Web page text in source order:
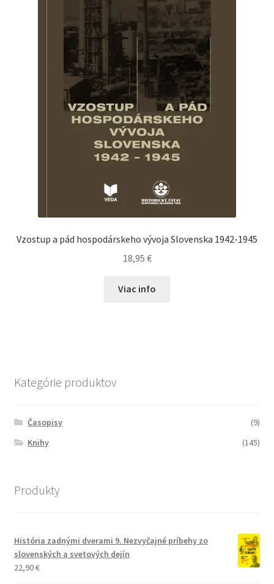
Vzostup a pád hospodárskeho vývoja Slovenska 1942-1945
18,95 €
Viac info
Kategórie produktov
Časopisy
(9)
Knihy
(145)
Produkty
História zadnými dverami 9. Nezvyčajné príbehy zo
slovenských a svetových dejín
22,90€